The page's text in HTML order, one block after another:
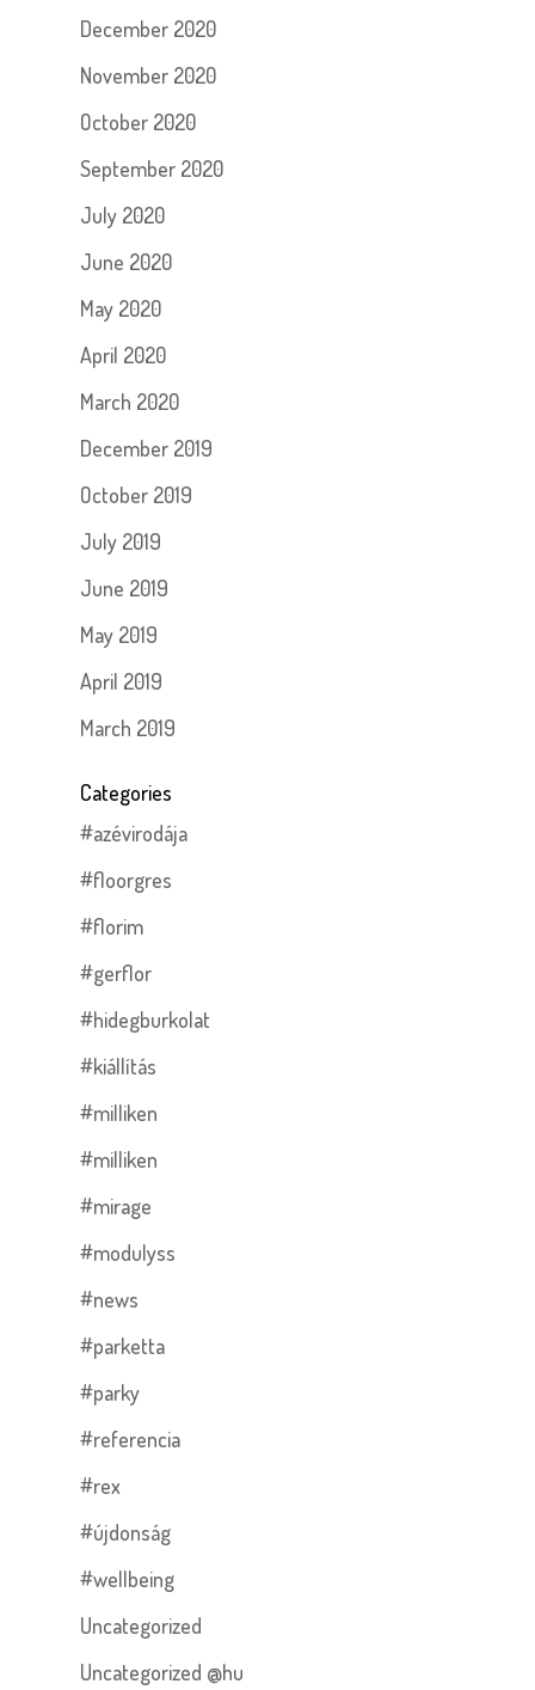
December 2020
November 2020
October 2020
September 2020
July 2020
June 2020
May 2020
April 2020
March 2020
December 2019
October 2019
July 2019
June 2019
May 2019
April 2019
March 2019
Categories
#azévirodája
#floorgres
#florim
#gerflor
#hidegburkolat
#kiállítás
#milliken
#milliken
#mirage
#modulyss
#news
#parketta
#parky
#referencia
#rex
#újdonság
#wellbeing
Uncategorized
Uncategorized @hu